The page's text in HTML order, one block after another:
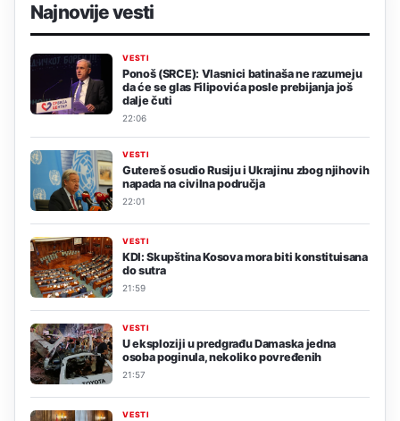
Najnovije vesti
VESTI
Ponoš (SRCE): Vlasnici batinaša ne razumeju
da će se glas Filipovića posle prebijanja još
dalje čuti
22:06
VESTI
Gutereš osudio Rusiju i Ukrajinu zbog njihovih
napada na civilna područja
22:01
VESTI
KDI: Skupština Kosova mora biti konstituisana
do sutra
21:59
VESTI
U eksploziji u predgrađu Damaska jedna
osoba poginula, nekoliko povređenih
21:57
VESTI